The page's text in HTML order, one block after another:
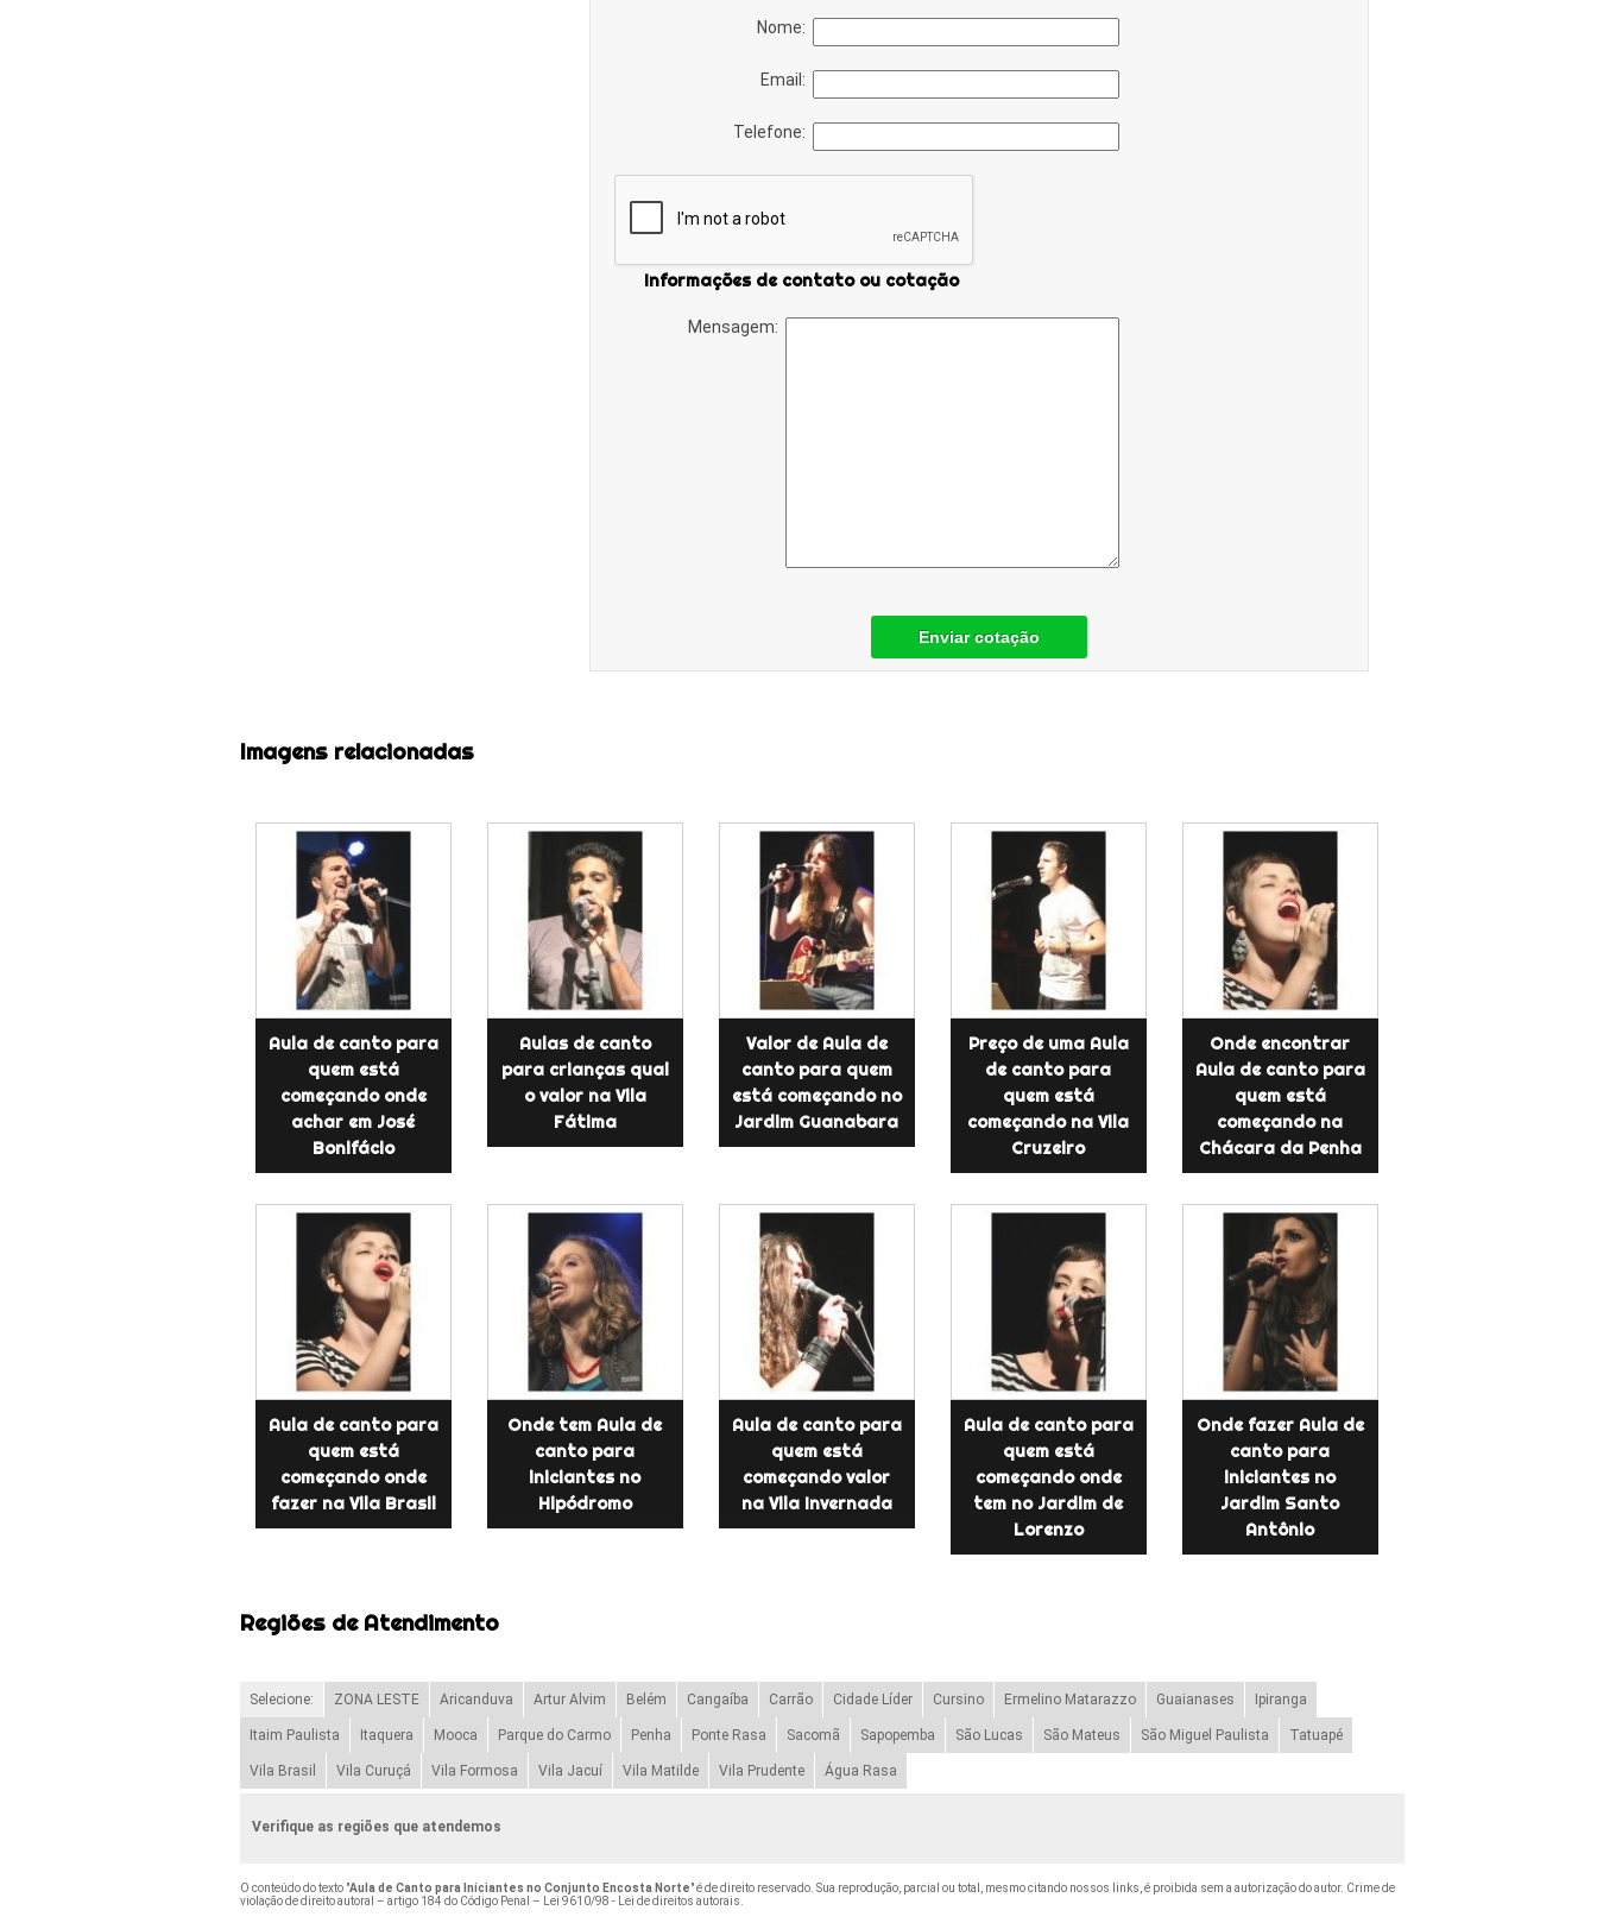
Nome:
Email:
Telefone:
Informações de contato ou cotação
Mensagem:
Enviar cotação
Imagens relacionadas
Aula de canto para
quem está
começando onde
achar em José
Bonifácio
Aulas de canto
para crianças qual
o valor na Vila
Fátima
Valor de Aula de
canto para quem
está começando no
Jardim Guanabara
Preço de uma Aula
de canto para
quem está
começando na Vila
Cruzeiro
Onde encontrar
Aula de canto para
quem está
começando na
Chácara da Penha
Aula de canto para
quem está
começando onde
fazer na Vila Brasil
Onde tem Aula de
canto para
iniciantes no
Hipódromo
Aula de canto para
quem está
começando valor
na Vila Invernada
Aula de canto para
quem está
começando onde
tem no Jardim de
Lorenzo
Onde fazer Aula de
canto para
iniciantes no
Jardim Santo
Antônio
Regiões de Atendimento
Selecione: ZONA LESTE Aricanduva Artur Alvim Belém Cangaíba Carrão Cidade Líder Cursino Ermelino Matarazzo Guaianases Ipiranga
Itaim Paulista Itaquera Mooca Parque do Carmo Penha Ponte Rasa Sacomã Sapopemba São Lucas São Mateus São Miguel Paulista Tatuapé
Vila Brasil Vila Curuçá Vila Formosa Vila Jacuí Vila Matilde Vila Prudente Água Rasa
Verifique as regiões que atendemos
O conteúdo do texto "Aula de Canto para Iniciantes no Conjunto Encosta Norte" é de direito reservado. Sua reprodução, parcial ou total, mesmo citando nossos links, é proibida sem a autorização do autor. Crime de
violação de direito autoral – artigo 184 do Código Penal –
Lei 9610/98 - Lei de direitos autorais